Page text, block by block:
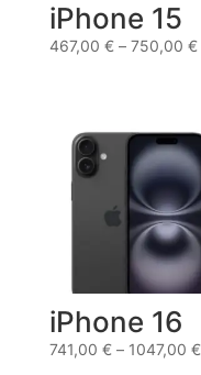
iPhone 15
467,00 €– 750,00 €
iPhone 16
741,00 €– 1047,00 €